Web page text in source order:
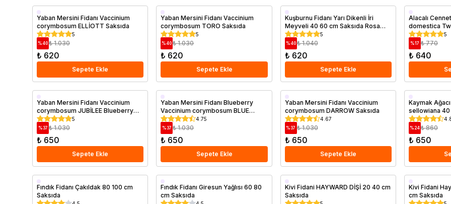
Geççi
Saksıda
Yaban Mersini Fidanı Vaccinium
corymbosum ELLİOTT Saksıda
5
%40 ₺ 1.030
₺ 620
Sepete Ekle
Saksıda
Yaban Mersini Fidanı Vaccinium
corymbosum TORO Saksıda
5
%40 ₺ 1.030
₺ 620
Sepete Ekle
Aşılı
Saksıda
Kuşburnu Fidanı Yarı Dikenli İri
Meyveli 40 60 cm Saksıda Rosa
canina
5
%40 ₺ 1.040
₺ 620
Sepete Ekle
Saksıda
Alacalı
domestica
5
%17 ₺ 770
₺ 640
Erkenci
Saksıda
Yaban Mersini Fidanı Vaccinium
corymbosum JUBİLEE Blueberry
Saksıda
5
%37 ₺ 1.030
₺ 650
Sepete Ekle
Erkenci
Saksıda
Yaban Mersini Fidanı Blueberry
Vaccinium corymbosum BLUE
GOLD Saksıda
4.75
%37 ₺ 1.030
₺ 650
Sepete Ekle
Geççi
Saksıda
Yaban Mersini Fidanı Vaccinium
corymbosum DARROW Saksıda
4.67
%37 ₺ 1.030
₺ 650
Sepete Ekle
Saksıda
Kaymak
sellowiana 40
%24 ₺ 860
₺ 650
Saksıda
Fındık Fidanı Çakıldak 80 100 cm
Saksıda
Erkenci
Saksıda
Fındık Fidanı Giresun Yağlısı 60 80
cm Saksıda
Saksıda
Kivi Fidani HAYWARD DİŞİ 20 40 cm
Saksıda
Saksıda
Kivi Fidani
cm Saksıda